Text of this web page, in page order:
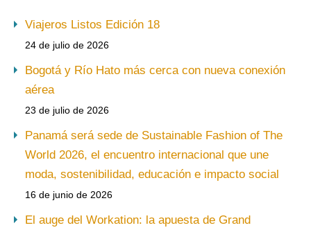
Viajeros Listos Edición 18
24 de julio de 2026
Bogotá y Río Hato más cerca con nueva conexión
aérea
23 de julio de 2026
Panamá será sede de Sustainable Fashion of The
World 2026, el encuentro internacional que une
moda, sostenibilidad, educación e impacto social
16 de junio de 2026
El auge del Workation: la apuesta de Grand